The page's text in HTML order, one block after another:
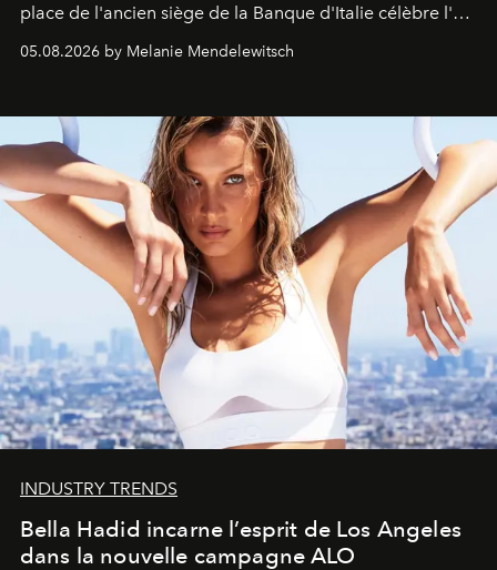
place de l'ancien siège de la Banque d'Italie célèbre l'art
de vivre Romain dans toute son élégance intemporelle.
05.08.2026 by Melanie Mendelewitsch
INDUSTRY TRENDS
Bella Hadid incarne l’esprit de Los Angeles
dans la nouvelle campagne ALO